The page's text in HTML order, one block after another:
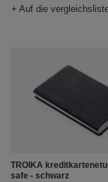
+ Auf die
TROIKA
safe - schwarz